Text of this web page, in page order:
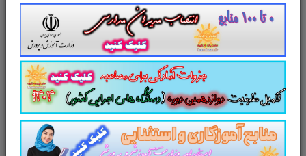
منابع عمومی دوازدهمین امتحان
مشترک فراگیر دستگاه های اجرایی کشور
تست منابع عمومی دوازدهمین